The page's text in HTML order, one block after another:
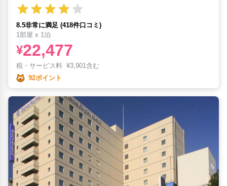
8.5非常に満足 (418件口コミ)
1部屋 x 1泊
¥22,477
税・サービス料 ¥3,901含む
92ポイント